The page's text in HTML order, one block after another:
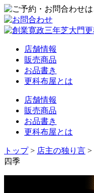
店舗情報
販売商品
お品書き
更科布屋とは
店舗情報
販売商品
お品書き
更科布屋とは
トップ > 店主の独り言 >
四季